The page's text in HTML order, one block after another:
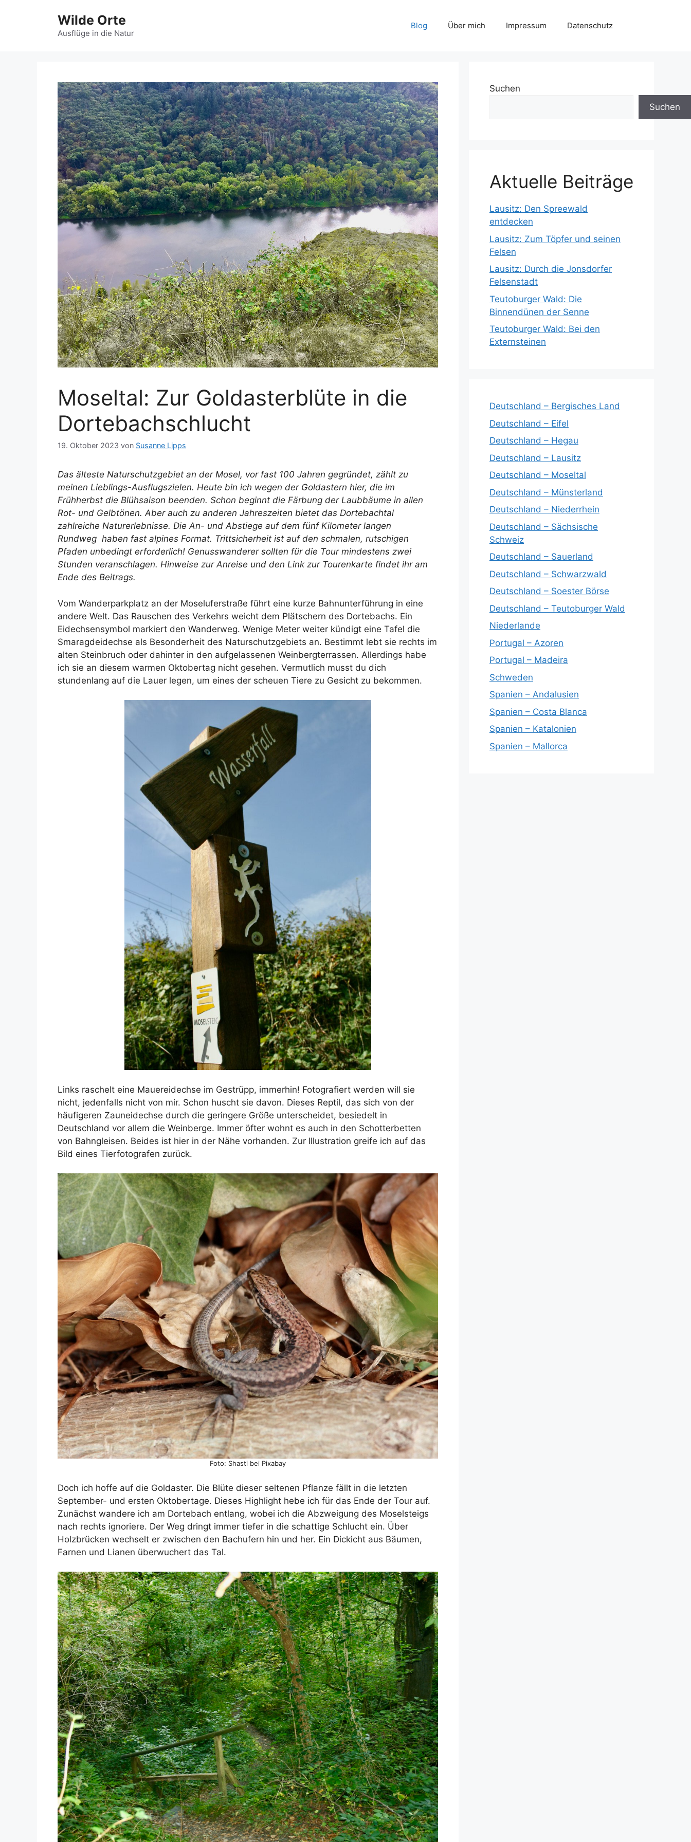
Wilde Orte
Ausflüge in die Natur
Blog Über mich Impressum Datenschutz
Moseltal: Zur Goldasterblüte in die
Dortebachschlucht
19. Oktober 2023 von Susanne Lipps
Das älteste Naturschutzgebiet an der Mosel, vor fast 100 Jahren gegründet, zählt zu
meinen Lieblings-Ausflugszielen. Heute bin ich wegen der Goldastern hier, die im
Frühherbst die Blühsaison beenden. Schon beginnt die Färbung der Laubbäume in allen
Rot- und Gelbtönen. Aber auch zu anderen Jahreszeiten bietet das Dortebachtal
zahlreiche Naturerlebnisse. Die An- und Abstiege auf dem fünf Kilometer langen
Rundweg haben fast alpines Format. Trittsicherheit ist auf den schmalen, rutschigen
Pfaden unbedingt erforderlich! Genusswanderer sollten für die Tour mindestens zwei
Stunden veranschlagen. Hinweise zur Anreise und den Link zur Tourenkarte findet ihr am
Ende des Beitrags.
Vom Wanderparkplatz an der Moseluferstraße führt eine kurze Bahnunterführung in eine
andere Welt. Das Rauschen des Verkehrs weicht dem Plätschern des Dortebachs. Ein
Eidechsensymbol markiert den Wanderweg. Wenige Meter weiter kündigt eine Tafel die
Smaragdeidechse als Besonderheit des Naturschutzgebiets an. Bestimmt lebt sie rechts im
alten Steinbruch oder dahinter in den aufgelassenen Weinbergterrassen. Allerdings habe
ich sie an diesem warmen Oktobertag nicht gesehen. Vermutlich musst du dich
stundenlang auf die Lauer legen, um eines der scheuen Tiere zu Gesicht zu bekommen.
Links raschelt eine Mauereidechse im Gestrüpp, immerhin! Fotografiert werden will sie
nicht, jedenfalls nicht von mir. Schon huscht sie davon. Dieses Reptil, das sich von der
häufigeren Zauneidechse durch die geringere Größe unterscheidet, besiedelt in
Deutschland vor allem die Weinberge. Immer öfter wohnt es auch in den Schotterbetten
von Bahngleisen. Beides ist hier in der Nähe vorhanden. Zur Illustration greife ich auf das
Bild eines Tierfotografen zurück.
Foto: Shasti bei Pixabay
Doch ich hoffe auf die Goldaster. Die Blüte dieser seltenen Pflanze fällt in die letzten
September- und ersten Oktobertage. Dieses Highlight hebe ich für das Ende der Tour auf.
Zunächst wandere ich am Dortebach entlang, wobei ich die Abzweigung des Moselsteigs
nach rechts ignoriere. Der Weg dringt immer tiefer in die schattige Schlucht ein. Über
Holzbrücken wechselt er zwischen den Bachufern hin und her. Ein Dickicht aus Bäumen,
Farnen und Lianen überwuchert das Tal.
Suchen
Suchen
Aktuelle Beiträge
Lausitz: Den Spreewald
entdecken
Lausitz: Zum Töpfer und seinen
Felsen
Lausitz: Durch die Jonsdorfer
Felsenstadt
Teutoburger Wald: Die
Binnendünen der Senne
Teutoburger Wald: Bei den
Externsteinen
Deutschland – Bergisches Land
Deutschland – Eifel
Deutschland – Hegau
Deutschland – Lausitz
Deutschland – Moseltal
Deutschland – Münsterland
Deutschland – Niederrhein
Deutschland – Sächsische
Schweiz
Deutschland – Sauerland
Deutschland – Schwarzwald
Deutschland – Soester Börse
Deutschland – Teutoburger Wald
Niederlande
Portugal – Azoren
Portugal – Madeira
Schweden
Spanien – Andalusien
Spanien – Costa Blanca
Spanien – Katalonien
Spanien – Mallorca